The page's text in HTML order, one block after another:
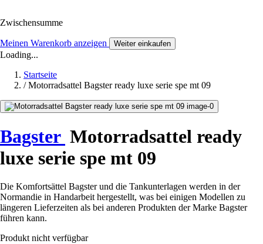
Zwischensumme
Meinen Warenkorb anzeigen Weiter einkaufen
Loading...
Startseite
/ Motorradsattel Bagster ready luxe serie spe mt 09
Bagster Motorradsattel ready
luxe serie spe mt 09
Die Komfortsättel Bagster und die Tankunterlagen werden in der
Normandie in Handarbeit hergestellt, was bei einigen Modellen zu
längeren Lieferzeiten als bei anderen Produkten der Marke Bagster
führen kann.
Produkt nicht verfügbar